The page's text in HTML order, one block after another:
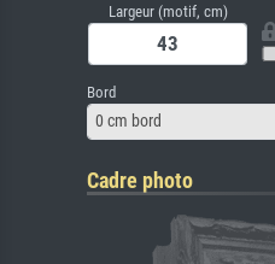
Largeur (motif, cm)
Bord
0 cm bord
Cadre photo